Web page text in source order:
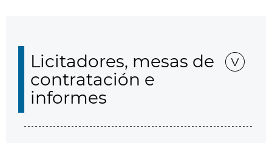
Licitadores, mesas de
contratación e
informes